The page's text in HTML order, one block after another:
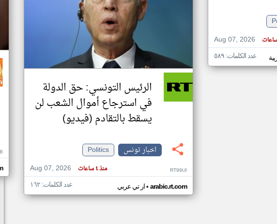
Aug 07, 2026
عدد الكلمات: ٥٨٩
الرئيس التونسي: حق الدولة
في استرجاع أموال الشعب لن
يسقط بالتقادم (فيديو)
اخبار تونس
Politics
Aug 07, 2026
منذ ٤ ساعات RT99UI
ار تي عربي• arabic.rt.com عدد الكلمات: ١٦٢